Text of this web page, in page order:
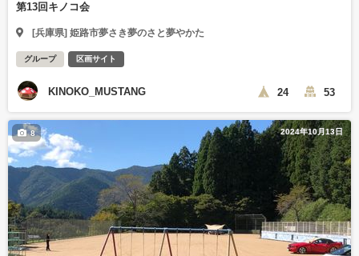
第13回キノコ会
[兵庫県] 姫路市夢さき夢のさと夢やかた
グループ 区画サイト
KINOKO_MUSTANG 24 53
2024年10月13日
8